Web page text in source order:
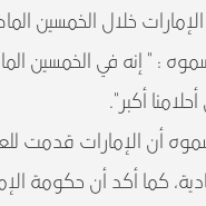
خلال الخمسين
: " إنه في الخمسين
أكبر".
أن الإمارات قدمت
كما أكد أن حكومة